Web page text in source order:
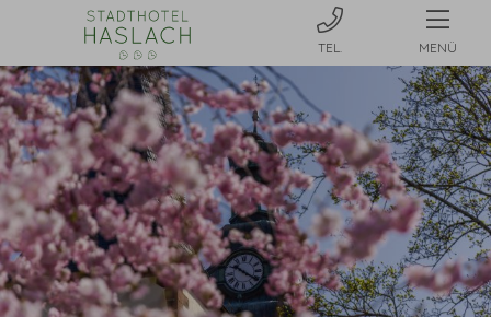
MENÜ